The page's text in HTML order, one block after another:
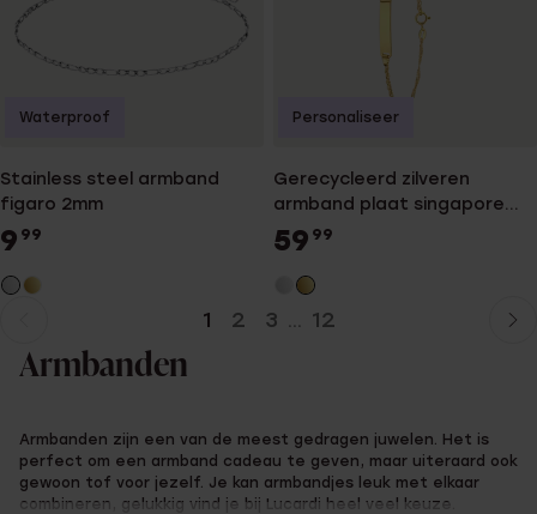
Stainless steel armband
figaro 2mm
9 99
Waterproof
Gerecycleerd zilveren
armband plaat singapore
hart
59 99
Personaliseer
pagina
1 2 3 12
naar
Armbanden
Armbanden zijn een van de meest gedragen juwelen. Het is
perfect om een armband cadeau te geven, maar uiteraard ook
gewoon tof voor jezelf. Je kan armbandjes leuk met elkaar
combineren, gelukkig vind je bij Lucardi heel veel keuze.